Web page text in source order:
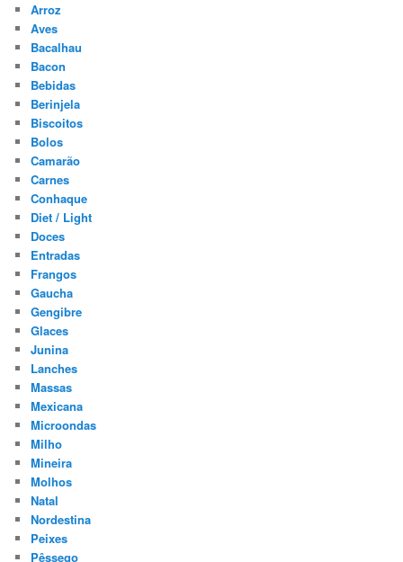
Arroz
Aves
Bacalhau
Bacon
Bebidas
Berinjela
Biscoitos
Bolos
Camarão
Carnes
Conhaque
Diet / Light
Doces
Entradas
Frangos
Gaucha
Gengibre
Glaces
Junina
Lanches
Massas
Mexicana
Microondas
Milho
Mineira
Molhos
Natal
Nordestina
Peixes
Pêssego